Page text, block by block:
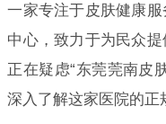
一家专注于皮肤健康
中心，致力于为民众
正在疑虑“东莞莞南皮
深入了解这家医院的正